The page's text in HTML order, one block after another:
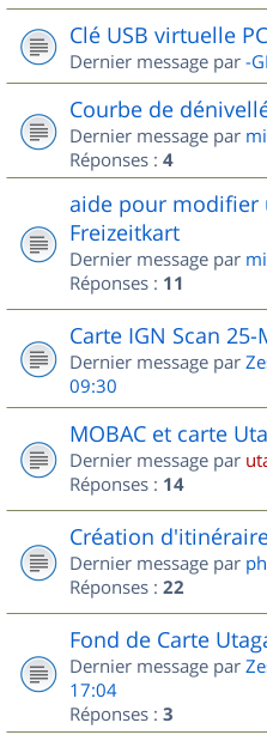
Clé USB virtuelle
Dernier message par -
Courbe de
Dernier message par
Réponses : 4
aide pour modifier
Freizeitkart
Dernier message par
Réponses : 11
Carte IGN Scan 25-
Dernier message par
09:30
MOBAC et carte
Dernier message par
Réponses : 14
Création
Dernier message par
Réponses : 22
Fond de Carte
Dernier message par
17:04
Réponses : 3